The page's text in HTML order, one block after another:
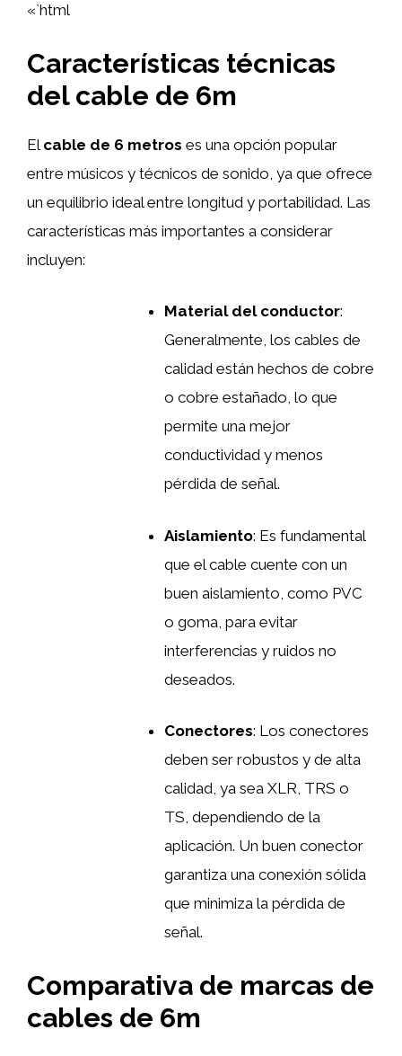
«`html
Características técnicas
del cable de 6m
El cable de 6 metros es una opción popular
entre músicos y técnicos de sonido, ya que ofrece
un equilibrio ideal entre longitud y portabilidad. Las
características más importantes a considerar
incluyen:
Material del conductor:
Generalmente, los cables de
calidad están hechos de cobre
o cobre estañado, lo que
permite una mejor
conductividad y menos
pérdida de señal.
Aislamiento: Es fundamental
que el cable cuente con un
buen aislamiento, como PVC
o goma, para evitar
interferencias y ruidos no
deseados.
Conectores: Los conectores
deben ser robustos y de alta
calidad, ya sea XLR, TRS o
TS, dependiendo de la
aplicación. Un buen conector
garantiza una conexión sólida
que minimiza la pérdida de
señal.
Comparativa de marcas de
cables de 6m